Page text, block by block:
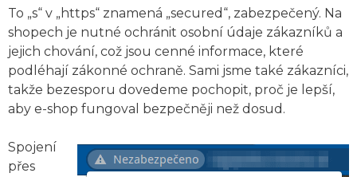
To „s“ v „https“ znamená „secured“, zabezpečený. Na
shopech je nutné ochránit osobní údaje zákazníků a
jejich chování, což jsou cenné informace, které
podléhají zákonné ochraně. Sami jsme také zákazníci,
takže bezesporu dovedeme pochopit, proč je lepší,
aby e-shop fungoval bezpečněji než dosud.
Spojení
přes